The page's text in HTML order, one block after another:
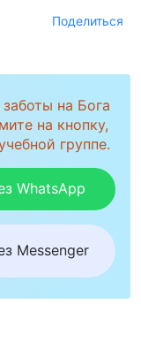
Поделиться
на Бога
на кнопку,
группе.
WhatsApp
Messenger